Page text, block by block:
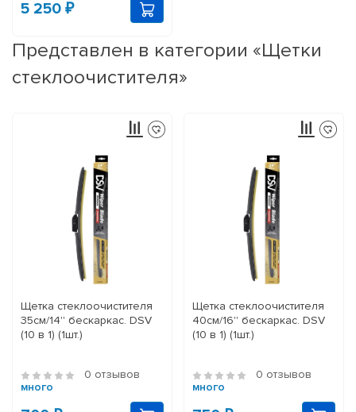
5 250 ₽
Представлен в категории «Щетки
стеклоочистителя»
Щетка стеклоочистителя
35см/14'' бескаркас. DSV
(10 в 1) (1шт.)
0 отзывов
много
Щетка стеклоочистителя
40см/16'' бескаркас. DSV
(10 в 1) (1шт.)
0 отзывов
много